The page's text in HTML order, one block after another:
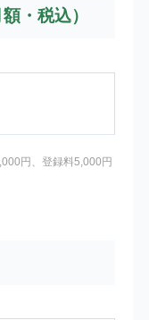
・税込）
円、登録料5,000円